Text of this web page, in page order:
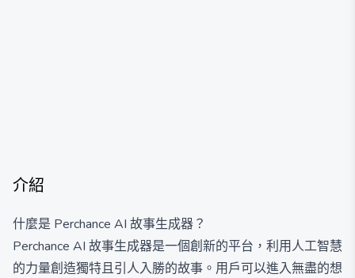
介紹
什麼是 Perchance AI 故事生成器？
Perchance AI 故事生成器是一個創新的平台，利用人工智慧
的力量創造獨特且引人入勝的故事。用戶可以進入無盡的想